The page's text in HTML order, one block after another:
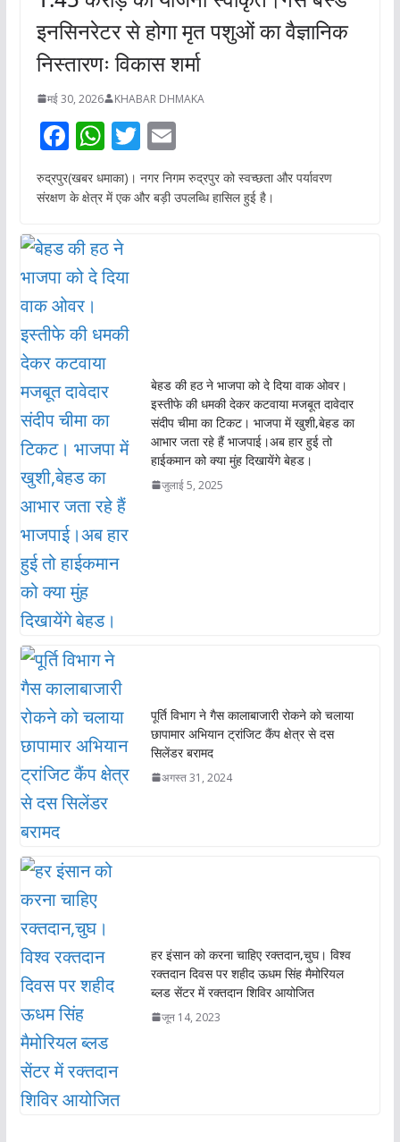
इनसिनरेटर से होगा मृत पशुओं का वैज्ञानिक
निस्तारणः विकास शर्मा
मई 30, 2026 KHABAR DHMAKA
F
ac
e
o
o
k
W
h
at
A
p
T
w
itt
E
m
ai
रुद्रपुर(खबर धमाका)। नगर निगम रुद्रपुर को स्वच्छता और पर्यावरण
संरक्षण के क्षेत्र में एक और बड़ी उपलब्धि हासिल हुई है।
बेहड की हठ ने भाजपा को दे दिया वाक ओवर।
इस्तीफे की धमकी देकर कटवाया मजबूत दावेदार
संदीप चीमा का टिकट। भाजपा में खुशी,बेहड का
आभार जता रहे हैं भाजपाई।अब हार हुई तो
हाईकमान को क्या मुंह दिखायेंगे बेहड।
जुलाई 5, 2025
पूर्ति विभाग ने गैस कालाबाजारी रोकने को चलाया
छापामार अभियान ट्रांजिट कैंप क्षेत्र से दस
सिलेंडर बरामद
अगस्त 31, 2024
हर इंसान को करना चाहिए रक्तदान,चुघ। विश्व
रक्तदान दिवस पर शहीद ऊधम सिंह मैमोरियल
ब्लड सेंटर में रक्तदान शिविर आयोजित
जून 14, 2023